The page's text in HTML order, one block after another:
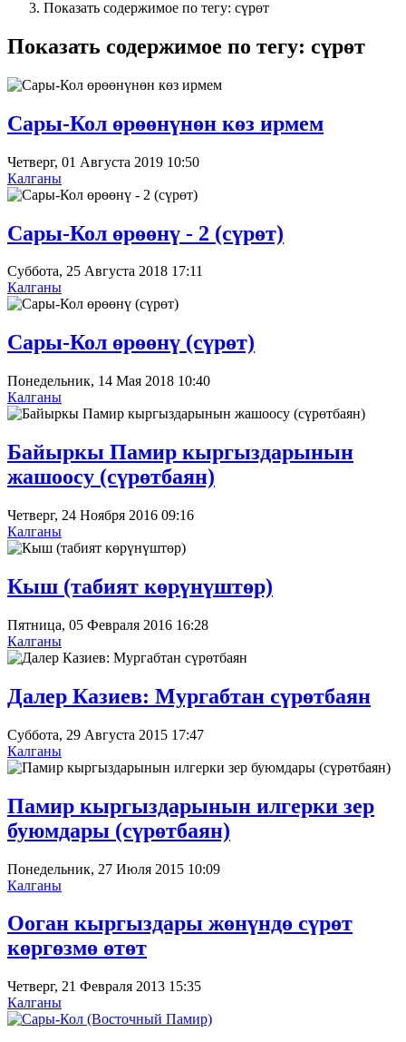
Показать содержимое по тегу: сүрөт
Показать содержимое по тегу: сүрөт
Сары-Кол өрөөнүнөн көз ирмем
Четверг, 01 Августа 2019 10:50
Калганы
Сары-Кол өрөөнү - 2 (сүрөт)
Суббота, 25 Августа 2018 17:11
Калганы
Сары-Кол өрөөнү (сүрөт)
Понедельник, 14 Мая 2018 10:40
Калганы
Байыркы Памир кыргыздарынын
жашоосу (сүрөтбаян)
Четверг, 24 Ноября 2016 09:16
Калганы
Кыш (табият көрүнүштөр)
Пятница, 05 Февраля 2016 16:28
Калганы
Далер Казиев: Мургабтан сүрөтбаян
Суббота, 29 Августа 2015 17:47
Калганы
Памир кыргыздарынын илгерки зер
буюмдары (сүрөтбаян)
Понедельник, 27 Июля 2015 10:09
Калганы
Ооган кыргыздары жөнүндө сүрөт
көргөзмө өтөт
Четверг, 21 Февраля 2013 15:35
Калганы